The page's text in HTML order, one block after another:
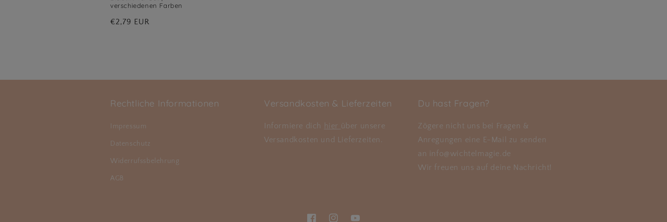
verschiedenen Farben
Normaler
€2,79 EUR
Rechtliche Informationen
Impressum
Datenschutz
Widerrufssbelehrung
AGB
Versandkosten & Lieferzeiten
Informiere dich hier über unsere
Versandkosten und Lieferzeiten.
Du hast Fragen?
Zögere nicht uns bei Fragen &
Anregungen eine E-Mail zu senden
an info@wichtelmagie.de
Wir freuen uns auf deine Nachricht!